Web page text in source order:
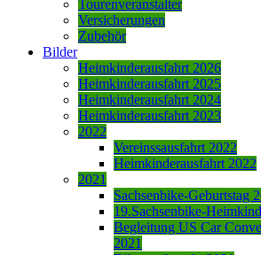
Tourenveranstalter
Versicherungen
Zubehör
Bilder
Heimkinderausfahrt 2026
Heimkinderausfahrt 2025
Heimkinderausfahrt 2024
Heimkinderausfahrt 2023
2022
Vereinssausfahrt 2022
Heimkinderausfahrt 2022
2021
Sachsenbike-Geburtstag
19.Sachsenbike-
Begleitung US Car
2021